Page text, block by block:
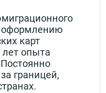
оформлению
карт
лет опыта
границей,